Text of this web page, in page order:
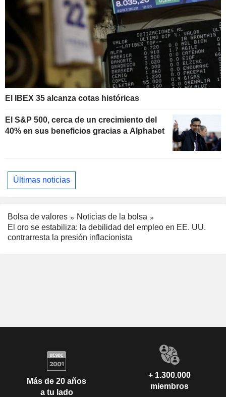
El IBEX 35 alcanza cotas históricas
El S&P 500, cerca de un crecimiento del
40% en sus beneficios gracias a Alphabet
Últimas noticias
Bolsa de valores
Noticias de la bolsa
El oro se estabiliza: la debilidad del empleo en EE. UU.
contrarresta la presión inflacionista
Más de 20 años
a tu lado
+ 1.300.000
miembros